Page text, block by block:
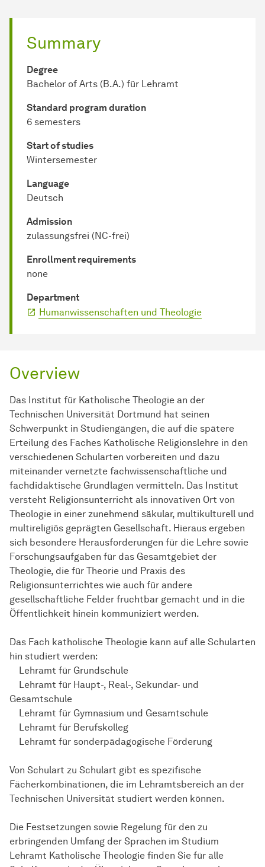
Summary
Degree
Bachelor of Arts (B.A.) für Lehramt
Standard program duration
6 semesters
Start of studies
Wintersemester
Language
Deutsch
Admission
zulassungsfrei (NC-frei)
Enrollment requirements
none
Department
Humanwissenschaften und Theologie
Overview
Das Institut für Katholische Theologie an der
Technischen Universität Dortmund hat seinen
Schwerpunkt in Studiengängen, die auf die spätere
Erteilung des Faches Katholische Religionslehre in den
verschiedenen Schularten vorbereiten und dazu
miteinander vernetzte fachwissenschaftliche und
fachdidaktische Grundlagen vermitteln. Das Institut
versteht Religionsunterricht als innovativen Ort von
Theologie in einer zunehmend säkular, multikulturell und
multireligiös geprägten Gesellschaft. Hieraus ergeben
sich besondere Herausforderungen für die Lehre sowie
Forschungsaufgaben für das Gesamtgebiet der
Theologie, die für Theorie und Praxis des
Religionsunterrichtes wie auch für andere
gesellschaftliche Felder fruchtbar gemacht und in die
Öffentlichkeit hinein kommuniziert werden.
Das Fach katholische Theologie kann auf alle Schularten
hin studiert werden:
Lehramt für Grundschule
Lehramt für Haupt-, Real-, Sekundar- und
Gesamtschule
Lehramt für Gymnasium und Gesamtschule
Lehramt für Berufskolleg
Lehramt für sonderpädagogische Förderung
Von Schulart zu Schulart gibt es spezifische
Fächerkombinationen, die im Lehramtsbereich an der
Technischen Universität studiert werden können.
Die Festsetzungen sowie Regelung für den zu
erbringenden Umfang der Sprachen im Studium
Lehramt Katholische Theologie finden Sie für alle